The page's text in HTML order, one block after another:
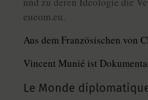
eueom.eu.
Aus dem Französischen von
Vincent Munié ist
Le Monde